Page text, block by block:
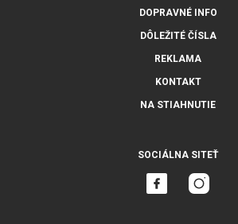
DOPRAVNÉ INFO
DÔLEŽITÉ ČÍSLA
REKLAMA
KONTAKT
NA STIAHNUTIE
SOCIÁLNA SITEŤ